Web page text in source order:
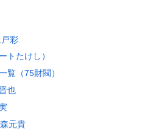
戸彩
トたけし）
覧（75財閥）
也
元貴